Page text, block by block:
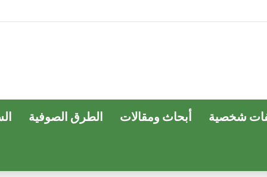
شخصية أبحاث ومقالات الطرق الصوفية